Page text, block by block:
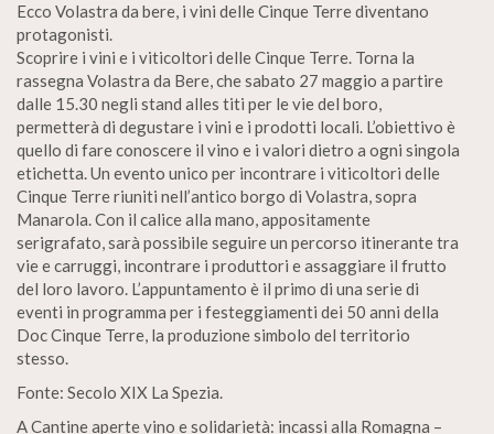
Ecco Volastra da bere, i vini delle Cinque Terre diventano
protagonisti.
Scoprire i vini e i viticoltori delle Cinque Terre. Torna la
rassegna Volastra da Bere, che sabato 27 maggio a partire
dalle 15.30 negli stand alles titi per le vie del boro,
permetterà di degustare i vini e i prodotti locali. L’obiettivo è
quello di fare conoscere il vino e i valori dietro a ogni singola
etichetta. Un evento unico per incontrare i viticoltori delle
Cinque Terre riuniti nell’antico borgo di Volastra, sopra
Manarola. Con il calice alla mano, appositamente
serigrafato, sarà possibile seguire un percorso itinerante tra
vie e carruggi, incontrare i produttori e assaggiare il frutto
del loro lavoro. L’appuntamento è il primo di una serie di
eventi in programma per i festeggiamenti dei 50 anni della
Doc Cinque Terre, la produzione simbolo del territorio
stesso.
Fonte: Secolo XIX La Spezia.
A Cantine aperte vino e solidarietà: incassi alla Romagna –